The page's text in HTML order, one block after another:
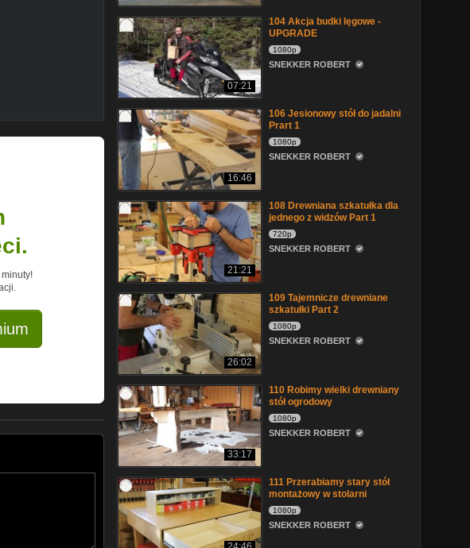
07:21
104 Akcja budki lęgowe -
UPGRADE
1080p
SNEKKER ROBERT
16:46
106 Jesionowy stół do jadalni
Prart 1
1080p
SNEKKER ROBERT
21:21
108 Drewniana szkatułka dla
jednego z widzów Part 1
720p
SNEKKER ROBERT
26:02
109 Tajemnicze drewniane
szkatułki Part 2
1080p
SNEKKER ROBERT
33:17
110 Robimy wielki drewniany
stół ogrodowy
1080p
SNEKKER ROBERT
111 Przerabiamy stary stół
montażowy w stolarni
1080p
SNEKKER ROBERT